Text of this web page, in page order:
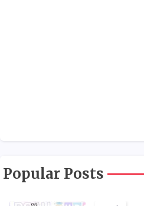
Popular Posts